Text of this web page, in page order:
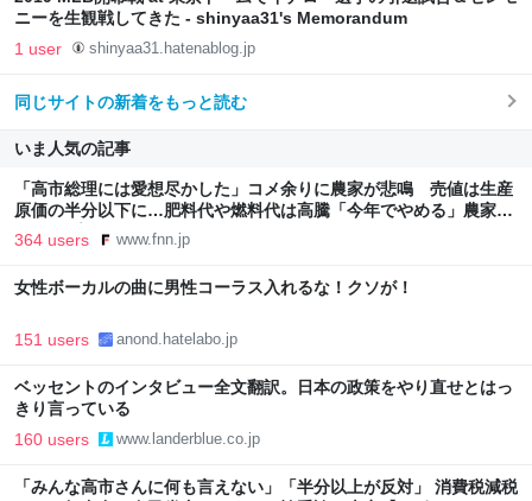
ニーを生観戦してきた - shinyaa31's Memorandum
1 user shinyaa31.hatenablog.jp
同じサイトの新着をもっと読む
いま人気の記事
「高市総理には愛想尽かした」コメ余りに農家が悲鳴 売値は生産
原価の半分以下に…肥料代や燃料代は高騰「今年でやめる」農家も
｜FNNプライムオンライン
364 users www.fnn.jp
女性ボーカルの曲に男性コーラス入れるな！クソが！
151 users anond.hatelabo.jp
ベッセントのインタビュー全文翻訳。日本の政策をやり直せとはっ
きり言っている
160 users www.landerblue.co.jp
「みんな高市さんに何も言えない」「半分以上が反対」 消費税減税